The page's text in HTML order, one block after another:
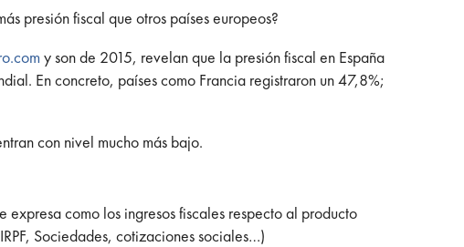
presión fiscal que otros países europeos?
y son de 2015, revelan que la presión fiscal en España
En concreto, países como Francia registraron un 47,8%;
con nivel mucho más bajo.
como los ingresos fiscales respecto al producto
Sociedades, cotizaciones sociales…)